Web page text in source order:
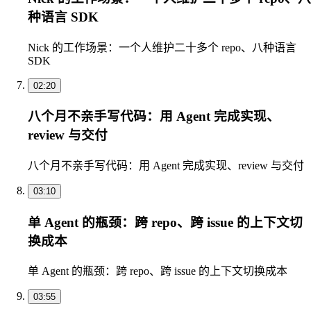
种语言 SDK
Nick 的工作场景：一个人维护二十多个 repo、八种语言
SDK
02:20
八个月不亲手写代码：用 Agent 完成实现、
review 与交付
八个月不亲手写代码：用 Agent 完成实现、review 与交付
03:10
单 Agent 的瓶颈：跨 repo、跨 issue 的上下文切
换成本
单 Agent 的瓶颈：跨 repo、跨 issue 的上下文切换成本
03:55